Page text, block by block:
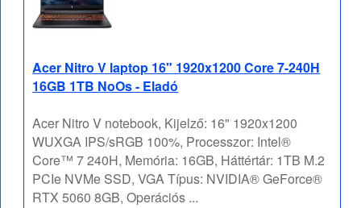
Acer Nitro V laptop 16" 1920x1200 Core 7-240H
16GB 1TB NoOs - Eladó
Acer Nitro V notebook, Kijelző: 16" 1920x1200
WUXGA IPS/sRGB 100%, Processzor: Intel®
Core™ 7 240H, Memória: 16GB, Háttértár: 1TB M.2
PCIe NVMe SSD, VGA Típus: NVIDIA® GeForce®
RTX 5060 8GB, Operációs ...